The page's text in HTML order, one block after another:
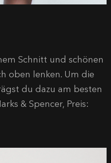
Schnitt und schönen
oben lenken. Um die
du dazu am besten
& Spencer, Preis: